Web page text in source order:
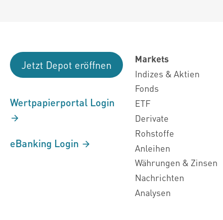
Jetzt Depot eröffnen
Wertpapierportal Login
eBanking Login
Markets
Indizes & Aktien
Fonds
ETF
Derivate
Rohstoffe
Anleihen
Währungen & Zinsen
Nachrichten
Analysen